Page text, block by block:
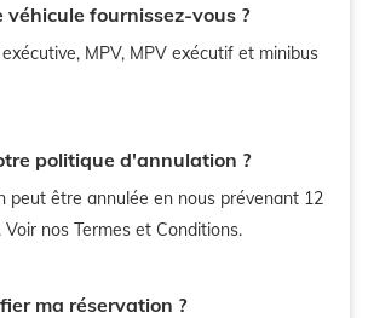
véhicule fournissez-vous ?
MPV, MPV exécutif et minibus
politique d'annulation ?
peut être annulée en nous prévenant 12
nos Termes et Conditions.
ma réservation ?